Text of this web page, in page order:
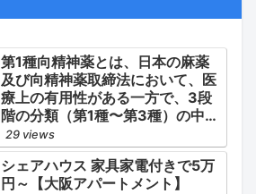
第1種向精神薬とは、日本の麻薬
及び向精神薬取締法において、医
療上の有用性がある一方で、3段
階の分類（第1種〜第3種）の中で
最も医療用としての濫用の危険性
が高く、有害作用が強いとされる
医薬品です。
29 views
シェアハウス 家具家電付きで5万
円～【大阪アパートメント】